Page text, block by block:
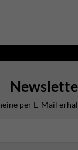
per E-Mail